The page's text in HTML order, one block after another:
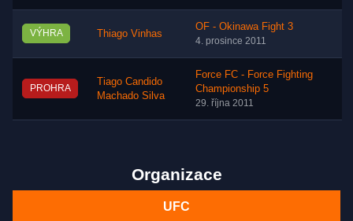
VÝHRA Thiago Vinhas
OF - Okinawa Fight 3
4. prosince 2011
PROHRA
Tiago Candido
Machado Silva
Force FC - Force Fighting
Championship 5
29. října 2011
Organizace
UFC